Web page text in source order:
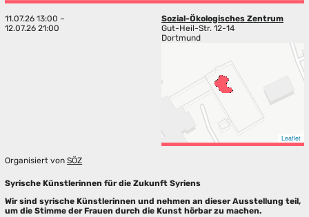
11.07.26 13:00 –
12.07.26 21:00
Sozial-Ökologisches Zentrum
Gut-Heil-Str. 12-14
Dortmund
Leaflet
Organisiert vonSÖZ
Syrische Künstlerinnen für die Zukunft Syriens
Wir sind syrische Künstlerinnen und nehmen an dieser Ausstellung teil,
um die Stimme der Frauen durch die Kunst hörbar zu machen.